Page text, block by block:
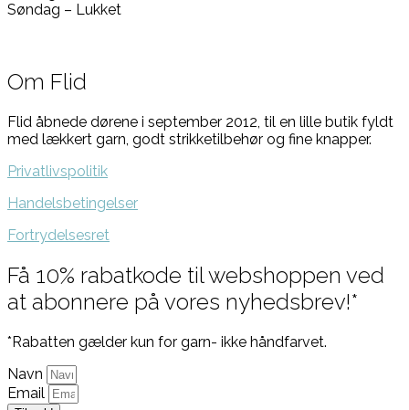
Søndag – Lukket
Om Flid
Flid åbnede dørene i september 2012, til en lille butik fyldt
med lækkert garn, godt strikketilbehør og fine knapper.
Privatlivspolitik
Handelsbetingelser
Fortrydelsesret
Få 10% rabatkode til webshoppen ved
at abonnere på vores nyhedsbrev!*
*Rabatten gælder kun for garn- ikke håndfarvet.
Navn
Email